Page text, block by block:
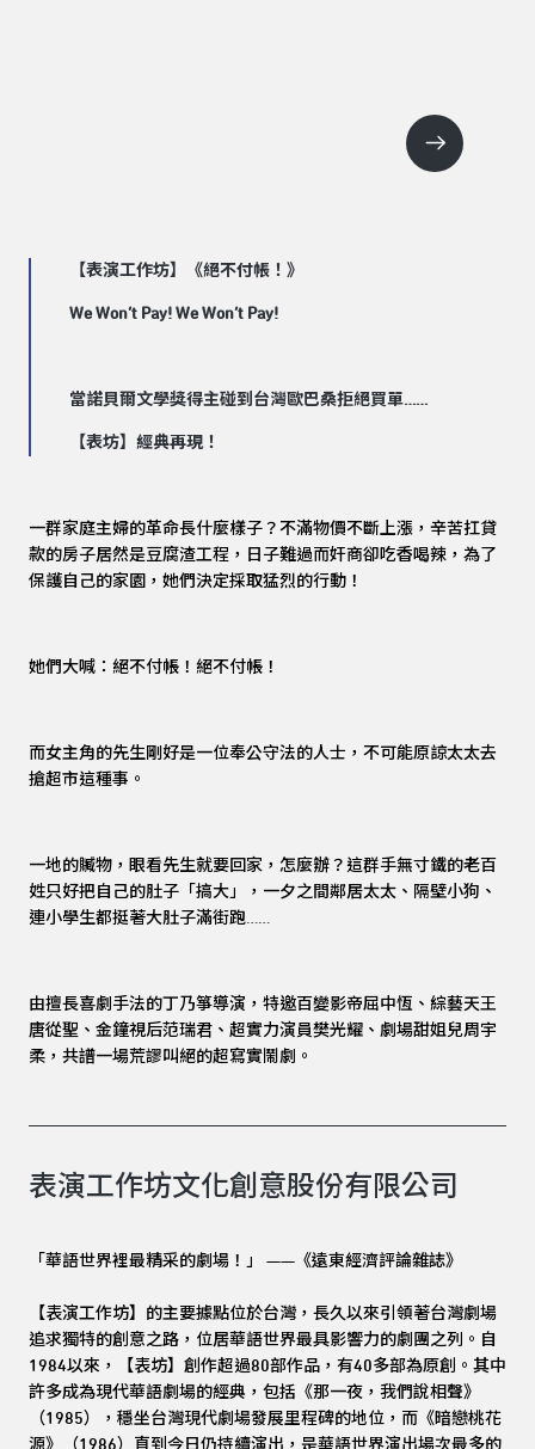
【表演工作坊】《絕不付帳！》
We Won’t Pay! We Won’t Pay!
當諾貝爾文學獎得主碰到台灣歐巴桑拒絕買單……
【表坊】經典再現！
一群家庭主婦的革命長什麼樣子？不滿物價不斷上漲，辛苦扛貸
款的房子居然是豆腐渣工程，日子難過而奸商卻吃香喝辣，為了
保護自己的家園，她們決定採取猛烈的行動！
她們大喊：絕不付帳！絕不付帳！
而女主角的先生剛好是一位奉公守法的人士，不可能原諒太太去
搶超市這種事。
一地的贓物，眼看先生就要回家，怎麼辦？這群手無寸鐵的老百
姓只好把自己的肚子「搞大」，一夕之間鄰居太太、隔壁小狗、
連小學生都挺著大肚子滿街跑……
由擅長喜劇手法的丁乃箏導演，特邀百變影帝屈中恆、綜藝天王
唐從聖、金鐘視后范瑞君、超實力演員樊光耀、劇場甜姐兒周宇
柔，共譜一場荒謬叫絕的超寫實鬧劇。
表演工作坊文化創意股份有限公司
「華語世界裡最精采的劇場！」 ——《遠東經濟評論雜誌》
【表演工作坊】的主要據點位於台灣，長久以來引領著台灣劇場
追求獨特的創意之路，位居華語世界最具影響力的劇團之列。自
1984以來，【表坊】創作超過80部作品，有40多部為原創。其中
許多成為現代華語劇場的經典，包括《那一夜，我們說相聲》
（1985），穩坐台灣現代劇場發展里程碑的地位，而《暗戀桃花
源》（1986）直到今日仍持續演出，是華語世界演出場次最多的